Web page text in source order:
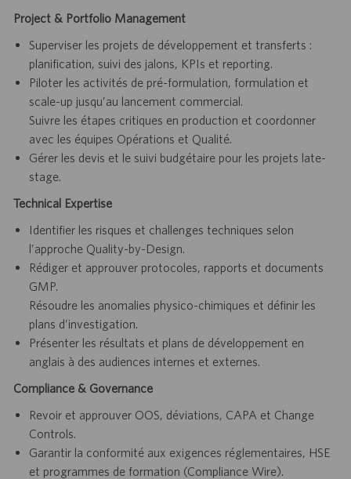
Project & Portfolio Management
Superviser les projets de développement et transferts :
planification, suivi des jalons, KPIs et reporting.
Piloter les activités de pré-formulation, formulation et
scale-up jusqu’au lancement commercial.
Suivre les étapes critiques en production et coordonner
avec les équipes Opérations et Qualité.
Gérer les devis et le suivi budgétaire pour les projets late-
stage.
Technical Expertise
Identifier les risques et challenges techniques selon
l’approche Quality-by-Design.
Rédiger et approuver protocoles, rapports et documents
GMP.
Résoudre les anomalies physico-chimiques et définir les
plans d’investigation.
Présenter les résultats et plans de développement en
anglais à des audiences internes et externes.
Compliance & Governance
Revoir et approuver OOS, déviations, CAPA et Change
Controls.
Garantir la conformité aux exigences réglementaires, HSE
et programmes de formation (Compliance Wire).